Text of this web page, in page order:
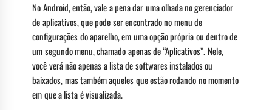
No Android, então, vale a pena dar uma olhada no gerenciador
de aplicativos, que pode ser encontrado no menu de
configurações do aparelho, em uma opção própria ou dentro de
um segundo menu, chamado apenas de “Aplicativos”. Nele,
você verá não apenas a lista de softwares instalados ou
baixados, mas também aqueles que estão rodando no momento
em que a lista é visualizada.